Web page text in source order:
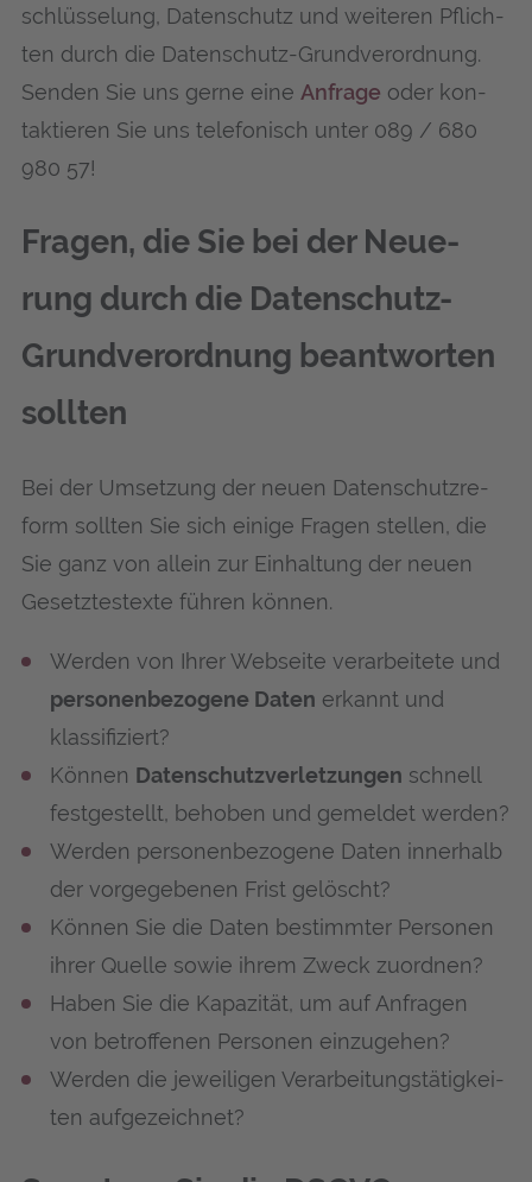
schlüs­se­lung, Daten­schutz und wei­te­ren Pflich­
ten durch die Daten­schutz-Grund­ver­ord­nung.
Sen­den Sie uns ger­ne eine Anfra­ge oder kon­
tak­tie­ren Sie uns tele­fo­nisch unter 089 / 680
980 57!
Fra­gen, die Sie bei der Neue­
rung durch die Daten­schutz-
Grund­ver­ord­nung beant­wor­ten
sollten
Bei der Umset­zung der neu­en Daten­schutz­re­
form soll­ten Sie sich eini­ge Fra­gen stel­len, die
Sie ganz von allein zur Ein­hal­tung der neu­en
Gesetz­tes­tex­te füh­ren können.
Wer­den von Ihrer Web­sei­te ver­ar­bei­te­te und
per­so­nen­be­zo­ge­ne Daten erkannt und
klassifiziert?
Kön­nen Daten­schutz­ver­let­zun­gen schnell
fest­ge­stellt, beho­ben und gemel­det werden?
Wer­den per­so­nen­be­zo­ge­ne Daten inner­halb
der vor­ge­ge­be­nen Frist gelöscht?
Kön­nen Sie die Daten bestimm­ter Per­so­nen
ihrer Quel­le sowie ihrem Zweck zuordnen?
Haben Sie die Kapa­zi­tät, um auf Anfra­gen
von betrof­fe­nen Per­so­nen einzugehen?
Wer­den die jewei­li­gen Ver­ar­bei­tungs­tä­tig­kei­
ten aufgezeichnet?